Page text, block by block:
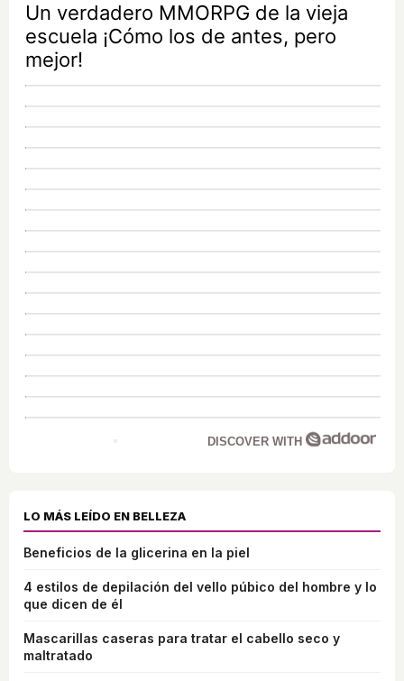
Un verdadero MMORPG de la vieja
escuela ¡Cómo los de antes, pero
mejor!
DISCOVER WITH
LO MÁS LEÍDO EN BELLEZA
Beneficios de la glicerina en la piel
4 estilos de depilación del vello púbico del hombre y lo
que dicen de él
Mascarillas caseras para tratar el cabello seco y
maltratado